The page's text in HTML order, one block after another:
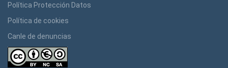
Política Protección Datos
Política de cookies
Canle de denuncias